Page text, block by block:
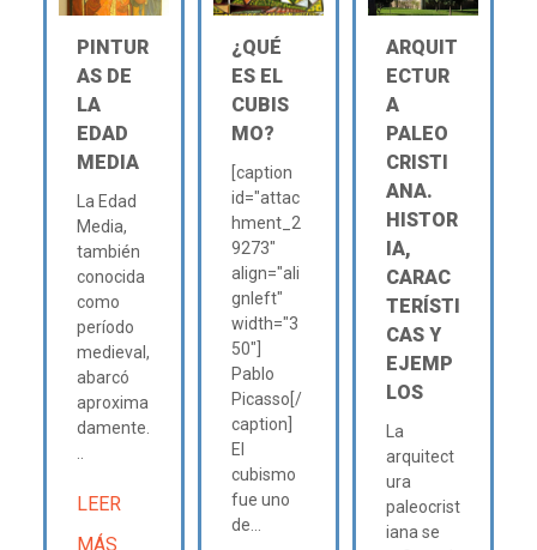
PINTUR
AS DE
LA
EDAD
MEDIA
La Edad
Media,
también
conocida
como
período
medieval,
abarcó
aproxima
damente.
LEER
MÁS
¿QUÉ
ES EL
CUBIS
MO?
[caption
id="attac
hment_2
9273"
align="ali
gnleft"
width="3
50"]
Pablo
Picasso[/
caption]
El
cubismo
fue uno
de...
ARQUIT
ECTUR
A
PALEO
CRISTI
ANA.
HISTOR
IA,
CARAC
TERÍSTI
CAS Y
EJEMP
LOS
La
arquitect
ura
paleocrist
iana se